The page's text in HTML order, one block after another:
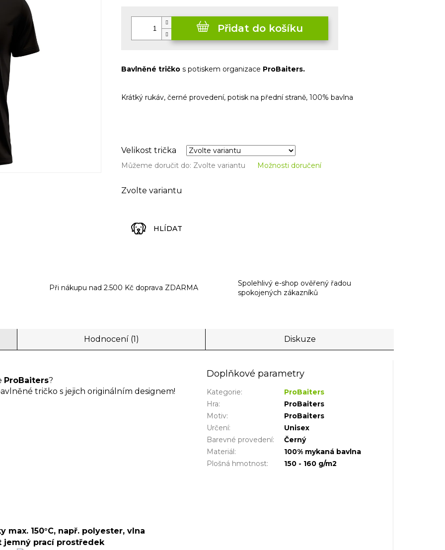
Zvolte variantu
Velikost trička
Můžeme doručit do: Zvolte variantu Možnosti doručení
Přidat do košíku
Bavlněné tričko s potiskem organizace ProBaiters.
Krátký rukáv, černé provedení, potisk na přední straně, 100% bavlna
HLÍDAT
Při nákupu nad 2.500 Kč doprava ZDARMA
Spolehlivý e-shop ověřený řadou
spokojených zákazníků
Hodnocení (1) Diskuze
ProBaiters?
tričko s jejich originálním designem!
Doplňkové parametry
Kategorie:
ProBaiters
Hra:
ProBaiters
Motiv:
ProBaiters
Určení:
Unisex
Barevné provedení:
Černý
Materiál :
100% mykaná bavlna
Plošná hmotnost: 150 - 160 g/m2